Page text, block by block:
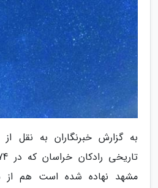
به گزارش خبرنگاران به نقل از
مشهد نهاده شده است هم از